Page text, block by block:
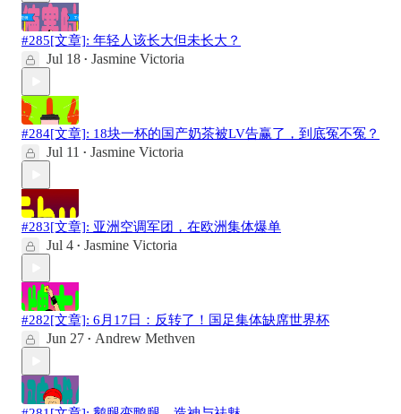
#285[文章]: 年轻人该长大但未长大？
Jul 18 • Jasmine Victoria
#284[文章]: 18块一杯的国产奶茶被LV告赢了，到底冤不冤？
Jul 11 • Jasmine Victoria
#283[文章]: 亚洲空调军团，在欧洲集体爆单
Jul 4 • Jasmine Victoria
#282[文章]: 6月17日：反转了！国足集体缺席世界杯
Jun 27 • Andrew Methven